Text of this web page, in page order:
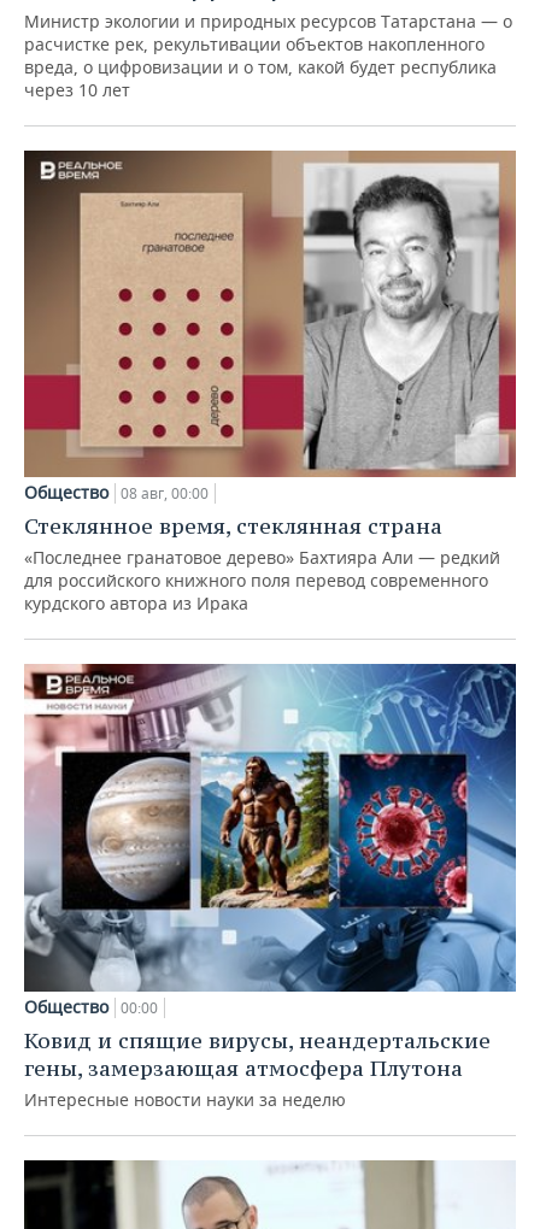
Министр экологии и природных ресурсов Татарстана — о
расчистке рек, рекультивации объектов накопленного
вреда, о цифровизации и о том, какой будет республика
через 10 лет
Общество 08 авг, 00:00
Стеклянное время, стеклянная страна
«Последнее гранатовое дерево» Бахтияра Али — редкий
для российского книжного поля перевод современного
курдского автора из Ирака
Общество 00:00
Ковид и спящие вирусы, неандертальские
гены, замерзающая атмосфера Плутона
Интересные новости науки за неделю